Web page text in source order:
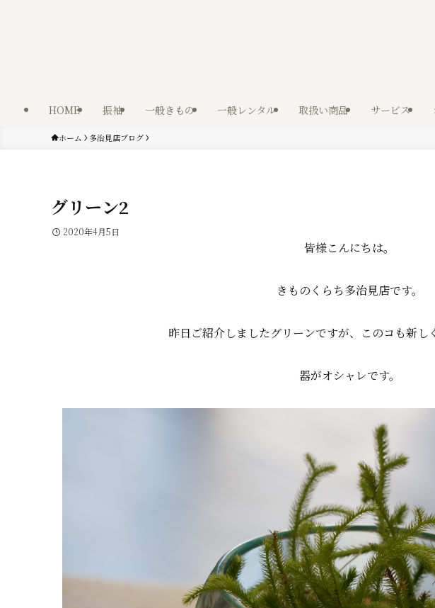
HOME 振袖 一般きもの 一般レンタル 取扱い商品 サービス
ホーム 多治見店ブログ
グリーン2
2020年4月5日
皆様こんにちは。
きものくらち多治見店です。
昨日ご紹介しましたグリーンですが、このコも新し
器がオシャレです。